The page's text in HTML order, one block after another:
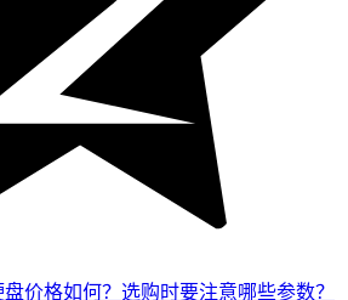
盘价格如何？选购时要注意哪些参数？